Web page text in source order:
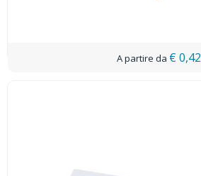
€ 0,42